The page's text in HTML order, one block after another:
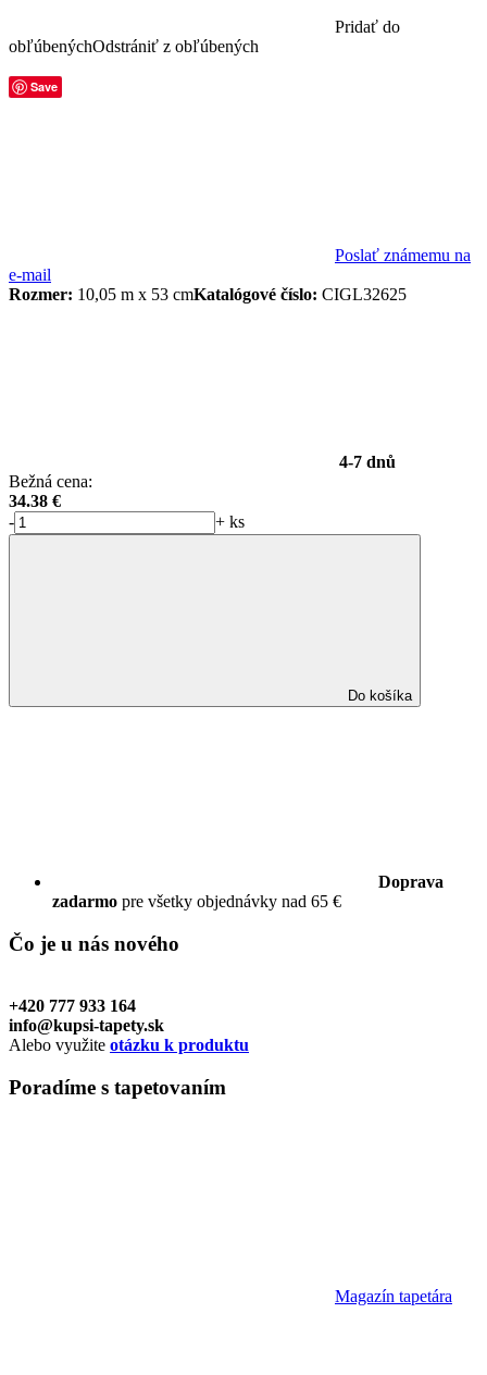
Pridať do
obľúbenýchOdstrániť z obľúbených
Save
Poslať známemu na
e-mail
Rozmer: 10,05 m x 53 cmKatalógové číslo: CIGL32625
4-7 dnů
Bežná cena:
34.38 €
-
+ ks
Do košíka
Doprava
zadarmo pre všetky objednávky nad 65 €
Čo je u nás nového
+420 777 933 164
info@kupsi-tapety.sk
Alebo využite otázku k produktu
Poradíme s tapetovaním
Magazín tapetára